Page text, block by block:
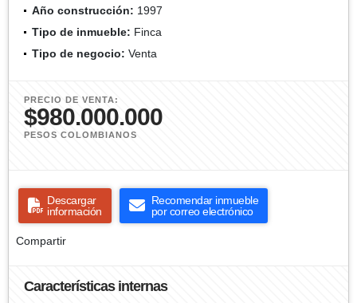
Año construcción: 1997
Tipo de inmueble: Finca
Tipo de negocio: Venta
PRECIO DE VENTA:
$980.000.000
PESOS COLOMBIANOS
Descargar
información
Recomendar inmueble
por correo electrónico
Compartir
Características internas